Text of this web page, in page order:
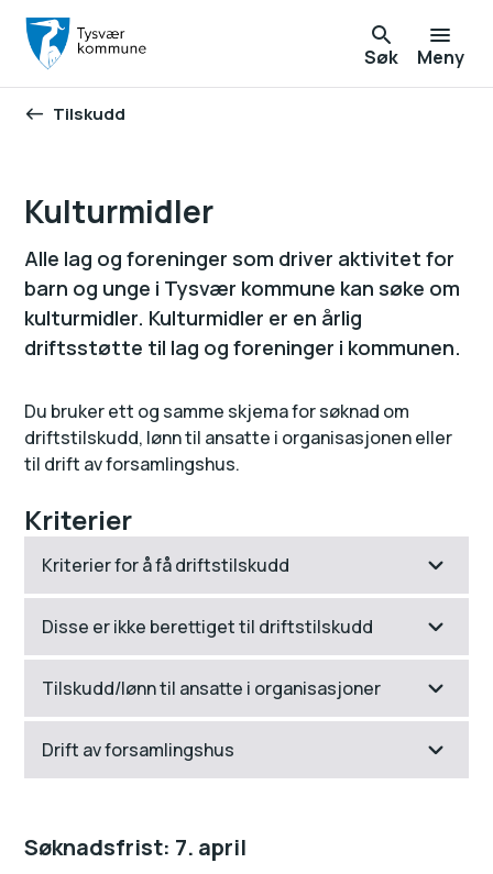
Søk Meny
Du er her:
Tilskudd
Kulturmidler
Alle lag og foreninger som driver aktivitet for
barn og unge i Tysvær kommune kan søke om
kulturmidler. Kulturmidler er en årlig
driftsstøtte til lag og foreninger i kommunen.
Du bruker ett og samme skjema for søknad om
driftstilskudd, lønn til ansatte i organisasjonen eller
til drift av forsamlingshus.
Kriterier
Kriterier for å få driftstilskudd
Disse er ikke berettiget til driftstilskudd
Tilskudd/lønn til ansatte i organisasjoner
Drift av forsamlingshus
Søknadsfrist: 7. april